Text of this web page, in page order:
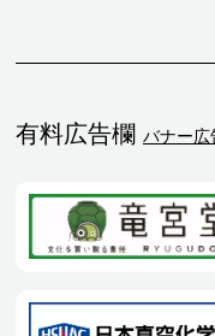
有料広告欄 バナー広